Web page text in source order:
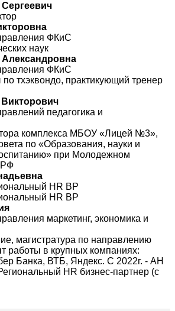
ФКиС
наук
ФКиС
тхэквондо, практикующий тренер
педагогика и
комплекса МБОУ «Лицей №3»,
по «Образования, науки и
при Молодежном
РФ
HR BP
HR BP
маркетинг, экономика и
магистратура по направлению
работы в крупных компаниях:
Банка, ВТБ, Яндекс. С 2022г. - АН
HR бизнес-партнер (с